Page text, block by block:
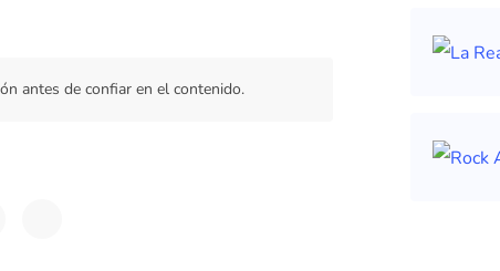
antes de confiar en el contenido.